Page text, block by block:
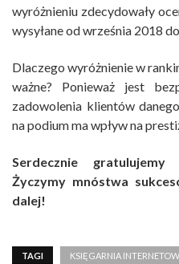
wyróżnieniu zdecydowały
wysyłane od września 2018
Dlaczego wyróżnienie w
ważne? Ponieważ jest
zadowolenia klientów
na podium ma wpływ na
Serdecznie gratulujemy
Życzymy mnóstwa
dalej!
TAGI KSIĘGARNIA